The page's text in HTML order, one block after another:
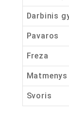
Darbinis
Pavaros
Freza
Matmenys
Svoris